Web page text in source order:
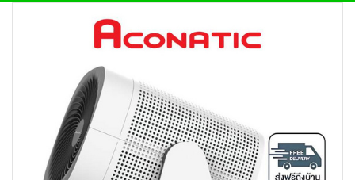
ย้อนกลับ
เครื่องดื่มและผงชงดื่ม
ย้อนกลับ
ย้อนกลับ
ย้อนกลับ
ย้อนกลับ
ย้อนกลับ
ย้อนกลับ
ย้อนกลับ
ย้อนกลับ
ย้อนกลับ
พระเครื่อง test pop
ย้อนกลับ